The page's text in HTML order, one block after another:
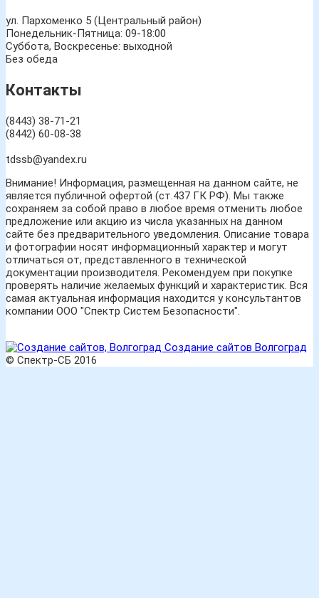
ул. Пархоменко 5 (Центральный район)
Понедельник-Пятница: 09-18:00
Суббота, Воскресенье: выходной
Без обеда
Контакты
(8443) 38-71-21
(8442) 60-08-38
tdssb@yandex.ru
Внимание! Информация, размещенная на данном сайте, не
является публичной офертой (ст.437 ГК РФ). Мы также
сохраняем за собой право в любое время отменить любое
предложение или акцию из числа указанных на данном
сайте без предварительного уведомления. Описание товара
и фотографии носят информационный характер и могут
отличаться от, представленного в технической
документации производителя. Рекомендуем при покупке
проверять наличие желаемых функций и характеристик. Вся
самая актуальная информация находится у консультантов
компании ООО "Спектр Систем Безопасности".
Создание сайтов Волгоград
© Спектр-СБ 2016